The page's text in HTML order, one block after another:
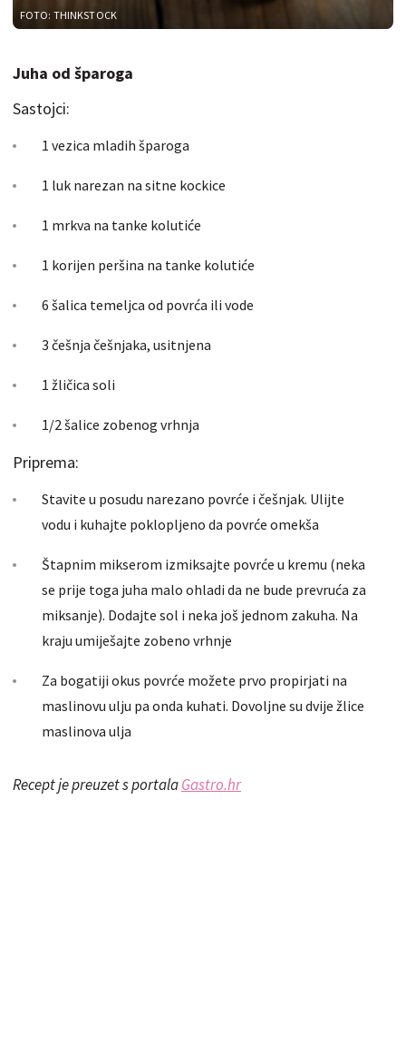
FOTO: THINKSTOCK
Juha od šparoga
Sastojci:
1 vezica mladih šparoga
1 luk narezan na sitne kockice
1 mrkva na tanke kolutiće
1 korijen peršina na tanke kolutiće
6 šalica temeljca od povrća ili vode
3 češnja češnjaka, usitnjena
1 žličica soli
1/2 šalice zobenog vrhnja
Priprema:
Stavite u posudu narezano povrće i češnjak. Ulijte
vodu i kuhajte poklopljeno da povrće omekša
Štapnim mikserom izmiksajte povrće u kremu (neka
se prije toga juha malo ohladi da ne bude prevruća za
miksanje). Dodajte sol i neka još jednom zakuha. Na
kraju umiješajte zobeno vrhnje
Za bogatiji okus povrće možete prvo propirjati na
maslinovu ulju pa onda kuhati. Dovoljne su dvije žlice
maslinova ulja
Recept je preuzet s portalaGastro.hr